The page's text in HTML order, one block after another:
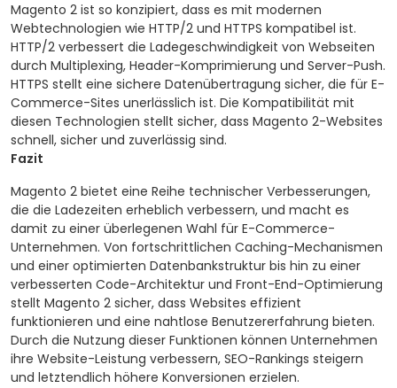
Magento 2 ist so konzipiert, dass es mit modernen
Webtechnologien wie HTTP/2 und HTTPS kompatibel ist.
HTTP/2 verbessert die Ladegeschwindigkeit von Webseiten
durch Multiplexing, Header-Komprimierung und Server-Push.
HTTPS stellt eine sichere Datenübertragung sicher, die für E-
Commerce-Sites unerlässlich ist. Die Kompatibilität mit
diesen Technologien stellt sicher, dass Magento 2-Websites
schnell, sicher und zuverlässig sind.
Fazit
Magento 2 bietet eine Reihe technischer Verbesserungen,
die die Ladezeiten erheblich verbessern, und macht es
damit zu einer überlegenen Wahl für E-Commerce-
Unternehmen. Von fortschrittlichen Caching-Mechanismen
und einer optimierten Datenbankstruktur bis hin zu einer
verbesserten Code-Architektur und Front-End-Optimierung
stellt Magento 2 sicher, dass Websites effizient
funktionieren und eine nahtlose Benutzererfahrung bieten.
Durch die Nutzung dieser Funktionen können Unternehmen
ihre Website-Leistung verbessern, SEO-Rankings steigern
und letztendlich höhere Konversionen erzielen.